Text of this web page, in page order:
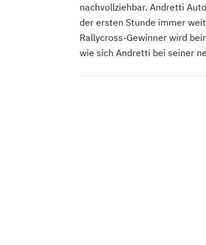
nachvollziehbar. Andretti
der ersten Stunde immer
Rallycross-Gewinner wird
wie sich Andretti bei seiner